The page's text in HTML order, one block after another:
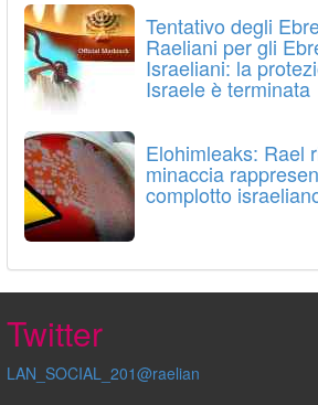
Tentativo degli
Raeliani per gli
Israeliani: la
Israele è terminata
Elohimleaks: Rael
minaccia
complotto
Twitter
LAN_SOCIAL_201@raelian